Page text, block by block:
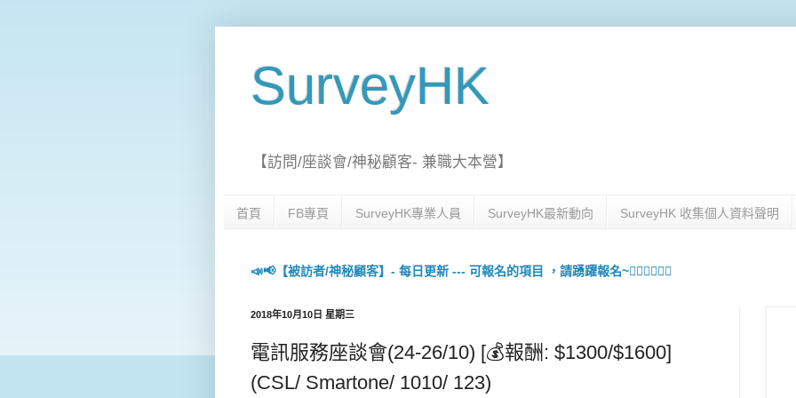
SurveyHK
【訪問/座談會/神秘顧客- 兼職大本營】
首頁 FB專頁 SurveyHK專業人員 SurveyHK最新動向 SurveyHK 收集個人資料聲明
📣📢【被訪者/神秘顧客】- 每日更新 --- 可報名的項目 ，請踴躍報名~🙋🏻‍♀️💇🏻‍♀️
2018年10月10日 星期三
電訊服務座談會(24-26/10) [💰報酬: $1300/$1600]
(CSL/ Smartone/ 1010/ 123)